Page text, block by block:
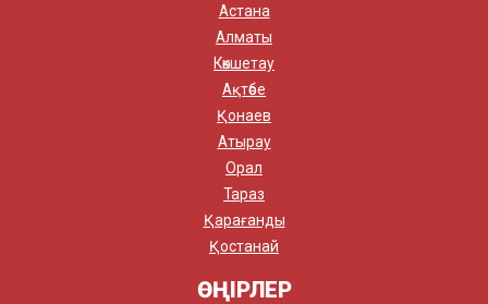
Астана
Алматы
Көкшетау
Ақтөбе
Қонаев
Атырау
Орал
Тараз
Қарағанды
Қостанай
ӨҢІРЛЕР